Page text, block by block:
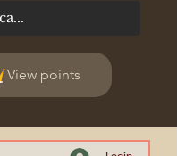
View points